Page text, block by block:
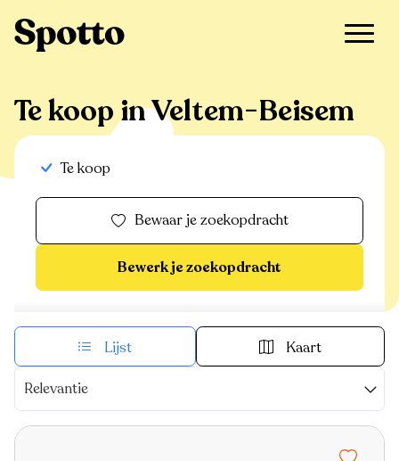
Te koop in Veltem-Beisem
Te koop
Bewaar je zoekopdracht
Bewerk je zoekopdracht
Lijst Kaart
Relevantie